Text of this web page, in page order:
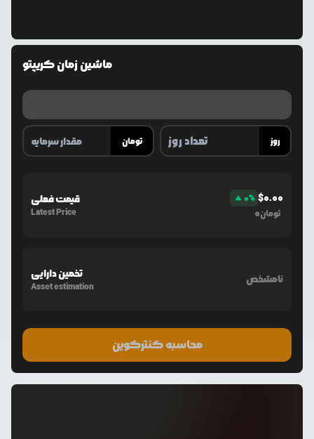
ماشین زمان کریپتو
تومان روز
قیمت فعلی
Latest Price
0% $0.00
0تومان
تخمین دارایی
Asset estimation
نامشخص
محاسبه کنترکوین